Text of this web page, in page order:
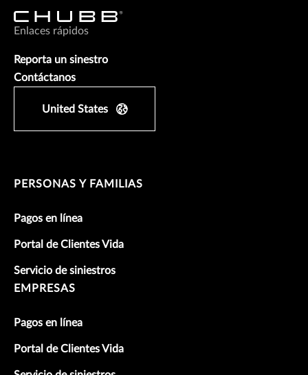
Enlaces rápidos
Reporta un sinestro
Contáctanos
United States
PERSONAS Y FAMILIAS
Pagos en línea
Portal de Clientes Vida
Servicio de siniestros
EMPRESAS
Pagos en línea
Portal de Clientes Vida